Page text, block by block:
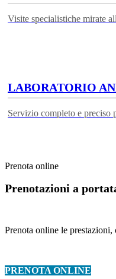
Visite specialistiche mirate
LABORATORIO
Servizio completo e preciso
Prenota online
Prenotazioni a
Prenota online le
PRENOTA ONLINE